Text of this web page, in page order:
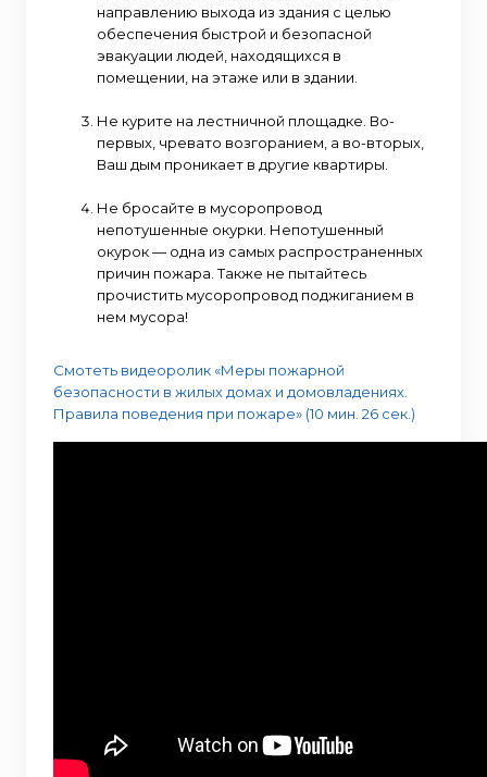
направлению выхода из здания с целью
обеспечения быстрой и безопасной
эвакуации людей, находящихся в
помещении, на этаже или в здании.
Не курите на лестничной площадке. Во-
первых, чревато возгоранием, а во-вторых,
Ваш дым проникает в другие квартиры.
Не бросайте в мусоропровод
непотушенные окурки. Непотушенный
окурок — одна из самых распространенных
причин пожара. Также не пытайтесь
прочистить мусоропровод поджиганием в
нем мусора!
Смотеть видеоролик «Меры пожарной
безопасности в жилых домах и домовладениях.
Правила поведения при пожаре» (10 мин. 26 сек.)